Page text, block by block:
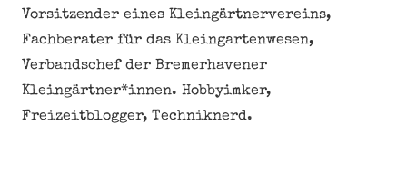
Vorsitzender eines Kleingärtnervereins,
Fachberater für das Kleingartenwesen,
Verbandschef der Bremerhavener
Kleingärtner*innen. Hobbyimker,
Freizeitblogger, Techniknerd.